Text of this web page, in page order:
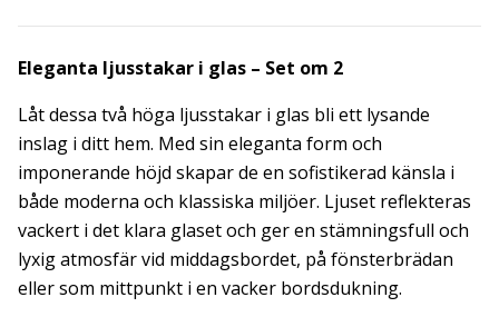
Eleganta ljusstakar i glas – Set om 2
Låt dessa två höga ljusstakar i glas bli ett lysande
inslag i ditt hem. Med sin eleganta form och
imponerande höjd skapar de en sofistikerad känsla i
både moderna och klassiska miljöer. Ljuset reflekteras
vackert i det klara glaset och ger en stämningsfull och
lyxig atmosfär vid middagsbordet, på fönsterbrädan
eller som mittpunkt i en vacker bordsdukning.